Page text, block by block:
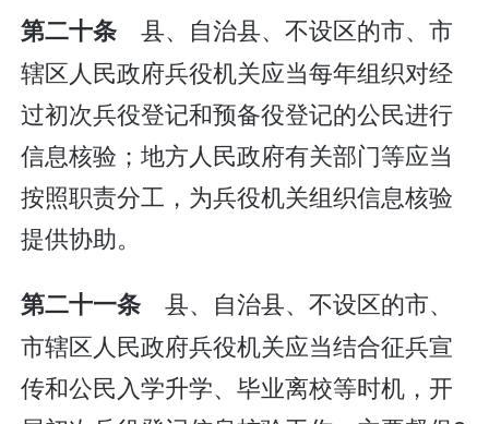
第二十条 县、自治县、不设区的市、市
辖区人民政府兵役机关应当每年组织对经
过初次兵役登记和预备役登记的公民进行
信息核验；地方人民政府有关部门等应当
按照职责分工，为兵役机关组织信息核验
提供协助。
第二十一条 县、自治县、不设区的市、
市辖区人民政府兵役机关应当结合征兵宣
传和公民入学升学、毕业离校等时机，开